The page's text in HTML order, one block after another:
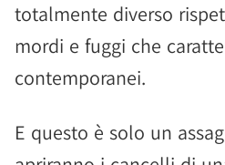
totalmente diverso
mordi e fuggi che
contemporanei.
E questo è solo un